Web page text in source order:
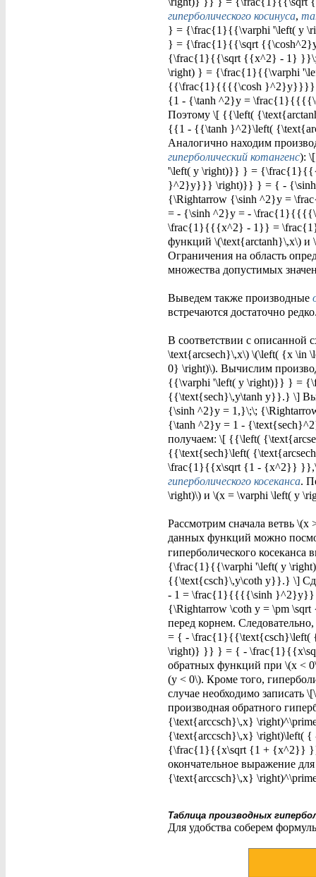
гиперболического косинуса,
} = {\frac{1}{{\varphi '\left( y
} = {\frac{1}{{\sqrt
{\frac{1}{{\sqrt {{x^2} - 1}
\right) } = {\frac{1}{{\varphi
{{\frac{1}{{{{\cosh }^2}y}}}} }
{1 - {\tanh ^2}y =
Поэтому \[ {{\left(
{{1 - {{\tanh }^2}\left(
Аналогично находим
гиперболический котангенс):
'\left( y \right)}} } =
}^2}y}}} \right)}} } = { -
{\Rightarrow {\sinh ^2}y =
= - {\sinh ^2}y = -
\frac{1}{{{x^2} - 1}} =
функций \(\text{arctanh}\,x\) и
Ограничения на область
множества допустимых
Выведем также производные
встречаются достаточно
В соответствии с описанной
\text{arcsech}\,x\) \(\left( {x \in
0} \right)\). Вычислим
{{\varphi '\left( y \right)}} } =
{{\text{sech}\,y\tanh y}}.} \]
{\sinh ^2}y = 1,}\;\;
{\tanh ^2}y = 1 -
получаем: \[ {{\left(
{{\text{sech}\left(
\frac{1}{{x\sqrt {1 - {x^2}}
гиперболического косеканса.
\right)\) и \(x = \varphi \left( y
Рассмотрим сначала ветвь
данных функций можно
гиперболического
{\frac{1}{{\varphi '\left( y
{{\text{csch}\,y\coth y}}.} \]
- 1 = \frac{1}{{{{\sinh }^2}y}}
{\Rightarrow \coth y = \pm
перед корнем.
= { - \frac{1}{{\text{csch}\left(
\right)} }} } = { -
обратных функций при \(x <
(y < 0\). Кроме того,
случае необходимо
производная обратного
{\text{arccsch}\,x}
{\text{arccsch}\,x} \right)\left(
{\frac{1}{{x\sqrt {1 + {x^2}}
окончательное выражение
{\text{arccsch}\,x}
Таблица производных
Для удобства соберем